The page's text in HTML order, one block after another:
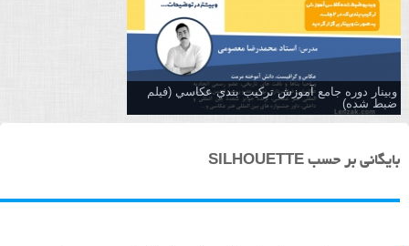
وبینار دوره جامع آموزش تركيب بندي عكاسي (فیلم
ضبط شده)
بایگانی بر حسب SILHOUETTE